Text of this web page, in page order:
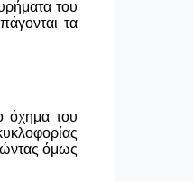
του
τα
όχημα του
όμως